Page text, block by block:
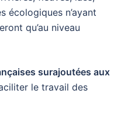
écologiques n’ayant
qu’au niveau
surajoutées aux
le travail des